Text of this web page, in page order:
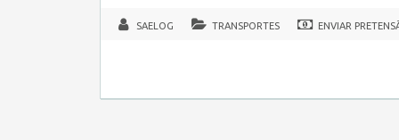
SAELOG TRANSPORTES ENVIAR